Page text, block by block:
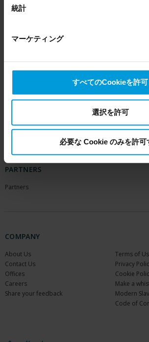
that, from an EU perspective (please
), for US owned companies (such
the US, as they may possibly be
transfers your personal data to the US
your consent, and for Microsoft also
Milestone’s legitimate interest. Please
for more information.
統計
マーケティング
すべてのCookieを許可
選択を許可
必要な Cookie のみを許可
Arcules
VLM
Support Center
Download Software
Milestone Learning
Support Community
Upcoming
Training
Webinars
Recorded
PARTNERS
Partners
COMPANY
About Us
Contact Us
Offices
Careers
Share your feedback
Terms of
Privacy
Cookie
Make a
Modern
Code of